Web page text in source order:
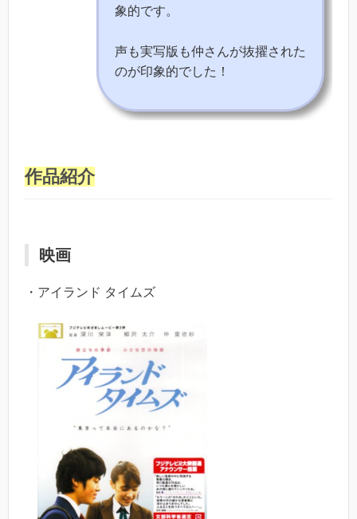
象的です。
声も実写版も仲さんが抜擢された
のが印象的でした！
作品紹介
映画
・アイランド タイムズ